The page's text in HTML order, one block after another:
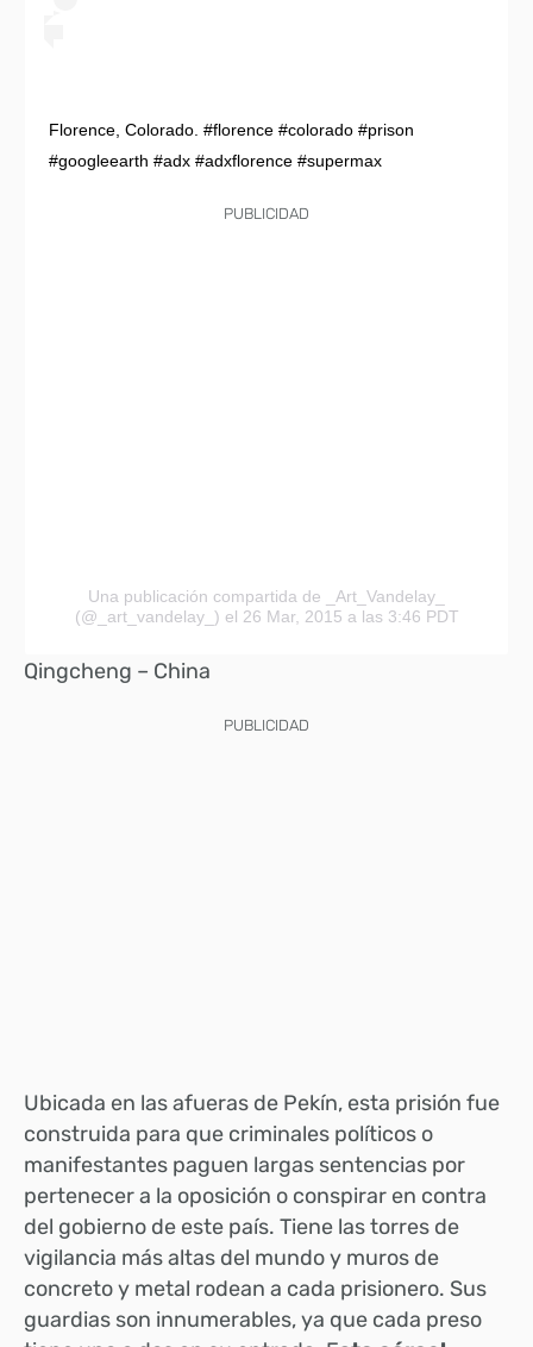
Florence, Colorado. #florence #colorado #prison
#googleearth #adx #adxflorence #supermax
PUBLICIDAD
Una publicación compartida de
_Art_Vandelay_
(@_art_vandelay_) el 26 Mar, 2015 a las 3:46 PDT
Qingcheng – China
PUBLICIDAD
Ubicada en las afueras de Pekín, esta prisión fue
construida para que criminales políticos o
manifestantes paguen largas sentencias por
pertenecer a la oposición o conspirar en contra
del gobierno de este país. Tiene las torres de
vigilancia más altas del mundo y muros de
concreto y metal rodean a cada prisionero. Sus
guardias son innumerables, ya que cada preso